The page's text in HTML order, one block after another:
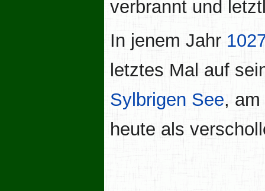
verbrannt und
In jenem Jahr
letztes Mal auf
Sylbrigen See,
heute als